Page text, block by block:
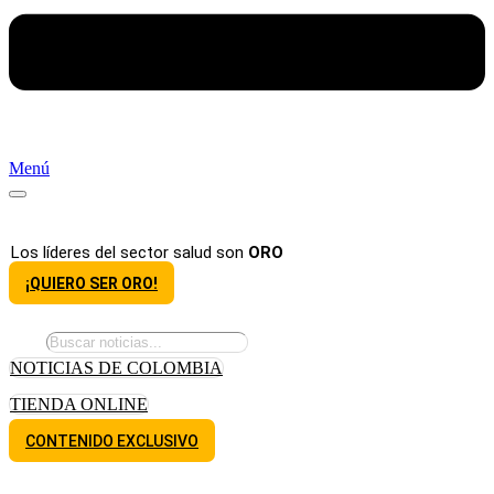
Menú
Los líderes del sector salud son ORO
¡QUIERO SER ORO!
NOTICIAS DE COLOMBIA
TIENDA ONLINE
CONTENIDO EXCLUSIVO